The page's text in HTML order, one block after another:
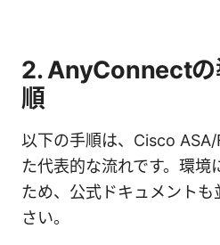
2. AnyConnectの
順
以下の手順は、Cisco
た代表的な流れです。環境
ため、公式ドキュメントも
さい。